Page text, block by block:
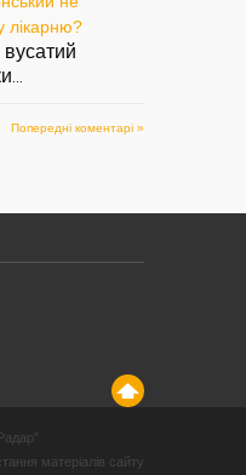
лікарню?
Попередні коментарі »
матеріалів сайту